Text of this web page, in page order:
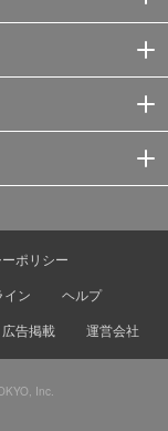
ポリシー
イン
ヘルプ
広告掲載 運営会社
Inc.